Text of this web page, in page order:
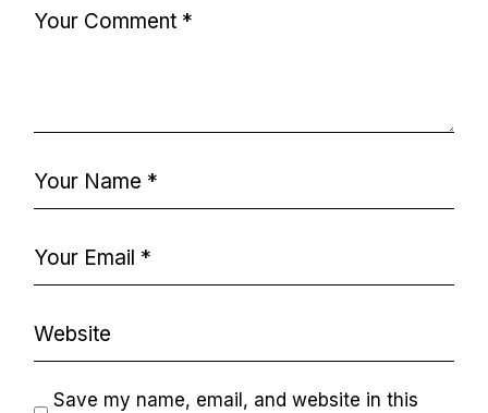
Save my name, email, and website in this